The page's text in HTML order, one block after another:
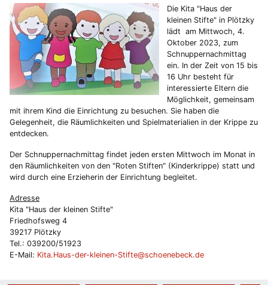
Die Kita "Haus der
kleinen Stifte" in Plötzky
lädt am Mittwoch, 4.
Oktober 2023, zum
Schnuppernachmittag
ein. In der Zeit von 15 bis
16 Uhr besteht für
interessierte Eltern die
Möglichkeit, gemeinsam
mit ihrem Kind die Einrichtung zu besuchen. Sie haben die
Gelegenheit, die Räumlichkeiten und Spielmaterialien in der Krippe zu
entdecken.
Der Schnuppernachmittag findet jeden ersten Mittwoch im Monat in
den Räumlichkeiten von den "Roten Stiften" (Kinderkrippe) statt und
wird durch eine Erzieherin der Einrichtung begleitet.
Adresse
Kita "Haus der kleinen Stifte"
Friedhofsweg 4
39217 Plötzky
Tel.: 039200/51923
E-Mail: Kita.Haus-der-kleinen-Stifte@schoenebeck.de